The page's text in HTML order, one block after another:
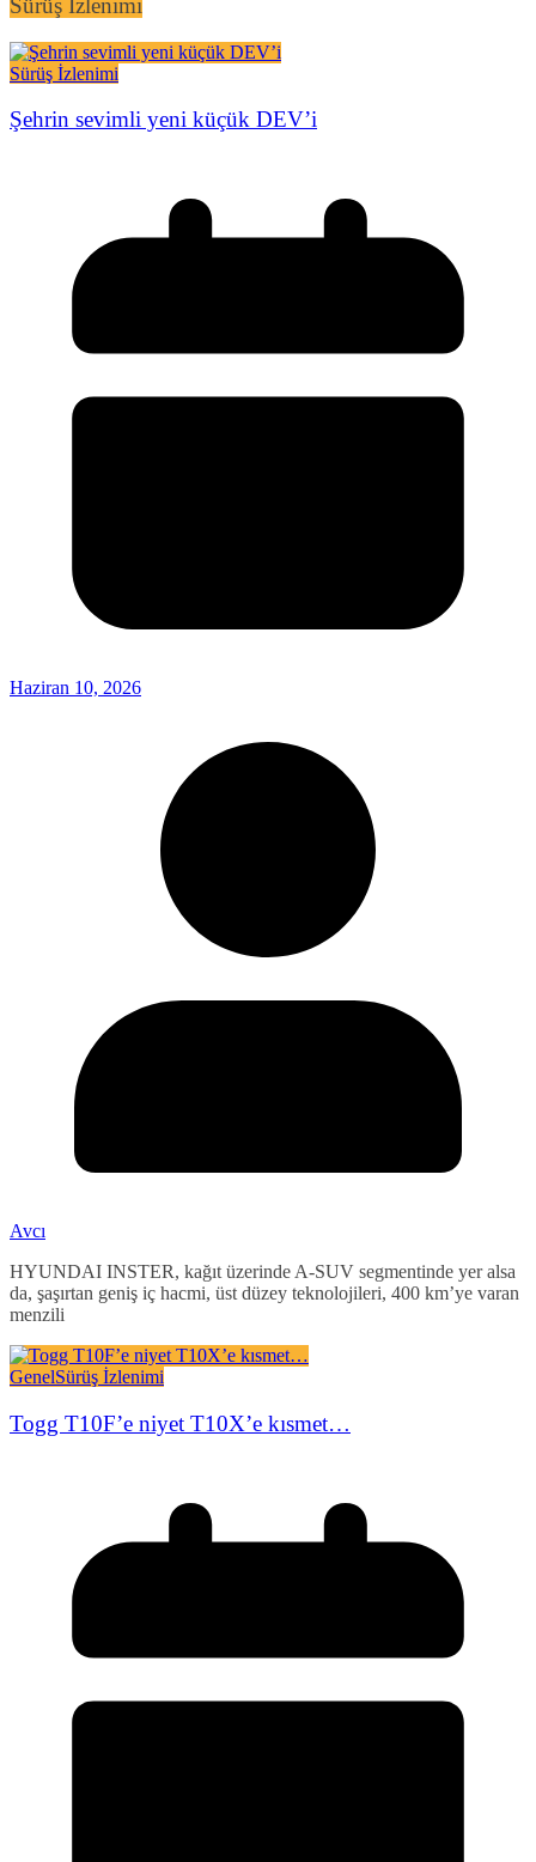
Sürüş İzlenimi
Sürüş İzlenimi
Şehrin sevimli yeni küçük DEV’i
Haziran 10, 2026
Avcı
HYUNDAI INSTER, kağıt üzerinde A-SUV segmentinde yer alsa
da, şaşırtan geniş iç hacmi, üst düzey teknolojileri, 400 km’ye varan
menzili
GenelSürüş İzlenimi
Togg T10F’e niyet T10X’e kısmet…